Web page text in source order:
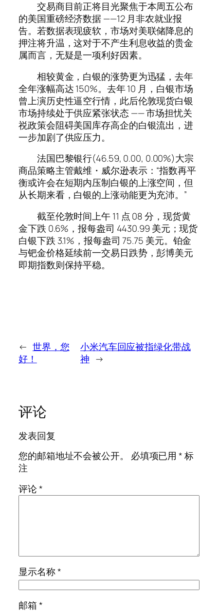
交易商目前正将目光聚焦于本周五公布
的美国重磅经济数据 ——12 月非农就业报
告。若数据表现疲软，市场对美联储降息的
押注将升温，这对于不产生利息收益的贵金
属而言，无疑是一项利好因素。
相较黄金，白银的涨势更为迅猛，去年
全年涨幅高达 150%。去年 10 月，白银市场
曾上演历史性逼空行情，此后伦敦现货白银
市场持续处于供应紧张状态 —— 市场担忧关
祱政策会阻碍美国库存高企的白银流出，进
一步加剧了供应压力。
法国巴黎银行(46.59, 0.00, 0.00%)大宗
商品策略主管戴维・威尔逊表示：“指数再平
衡或许会在短期内压制白银的上涨空间，但
从长期来看，白银的上涨动能更为充沛。”
截至伦敦时间上午 11 点 08 分，现货黄
金下跌 0.6%，报每盎司 4430.99 美元；现货
白银下跌 3.1%，报每盎司 75.75 美元。铂金
与钯金价格延续前一交易日跌势，彭博美元
即期指数则保持平稳。
← 世界，您
好！
小米汽车回应被指绿化带战
神 →
评论
发表回复
您的邮箱地址不会被公开。
必填项已用*标
注
评论*
显示名称*
邮箱*